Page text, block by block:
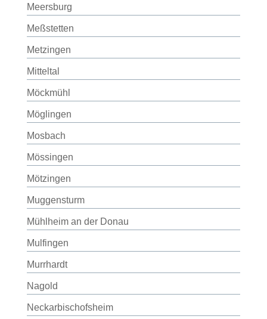
Meersburg
Meßstetten
Metzingen
Mitteltal
Möckmühl
Möglingen
Mosbach
Mössingen
Mötzingen
Muggensturm
Mühlheim an der Donau
Mulfingen
Murrhardt
Nagold
Neckarbischofsheim